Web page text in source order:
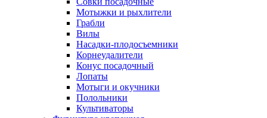
Мотыжки и рыхлители
Грабли
Вилы
Насадки-плодосъемники
Корнеудалители
Конус посадочный
Лопаты
Мотыги и окучники
Полольники
Культиваторы